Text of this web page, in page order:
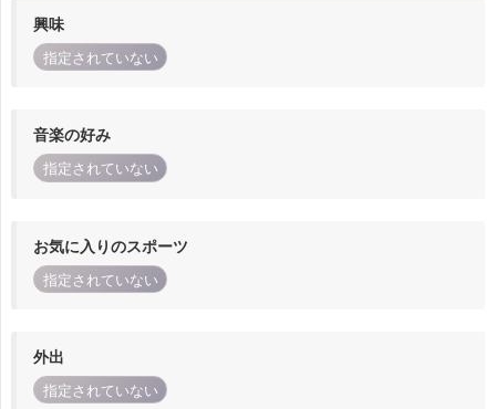
興味
指定されていない
音楽の好み
指定されていない
お気に入りのスポーツ
指定されていない
外出
指定されていない